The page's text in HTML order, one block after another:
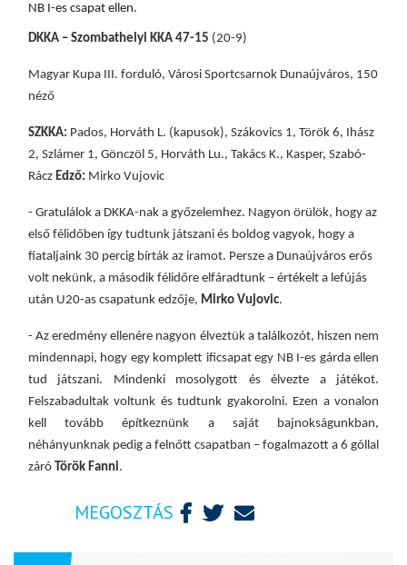
NB I-es csapat ellen.
DKKA – Szombathelyi KKA 47-15 (20-9)
Magyar Kupa III. forduló, Városi Sportcsarnok Dunaújváros, 150
néző
SZKKA: Pados, Horváth L. (kapusok), Szákovics 1, Török 6, Ihász
2, Szlámer 1, Gönczöl 5, Horváth Lu., Takács K., Kasper, Szabó-
Rácz Edző: Mirko Vujovic
- Gratulálok a DKKA-nak a győzelemhez. Nagyon örülök, hogy az
első félidőben így tudtunk játszani és boldog vagyok, hogy a
fiataljaink 30 percig bírták az iramot. Persze a Dunaújváros erős
volt nekünk, a második félidőre elfáradtunk – értékelt a lefújás
után U20-as csapatunk edzője, Mirko Vujovic.
- Az eredmény ellenére nagyon élveztük a találkozót, hiszen nem
mindennapi, hogy egy komplett ificsapat egy NB I-es gárda ellen
tud játszani. Mindenki mosolygott és élvezte a játékot.
Felszabadultak voltunk és tudtunk gyakorolni. Ezen a vonalon
kell tovább építkeznünk a saját bajnokságunkban,
néhányunknak pedig a felnőtt csapatban – fogalmazott a 6 góllal
záró Török Fanni.
MEGOSZTÁS